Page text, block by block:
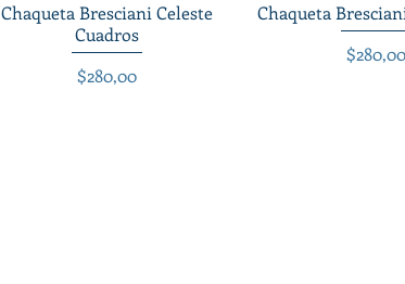
Vista rápida
Chaqueta Bresciani Celeste
Cuadros
Precio
$280,00
Vista
Chaqueta
Precio
$280,00